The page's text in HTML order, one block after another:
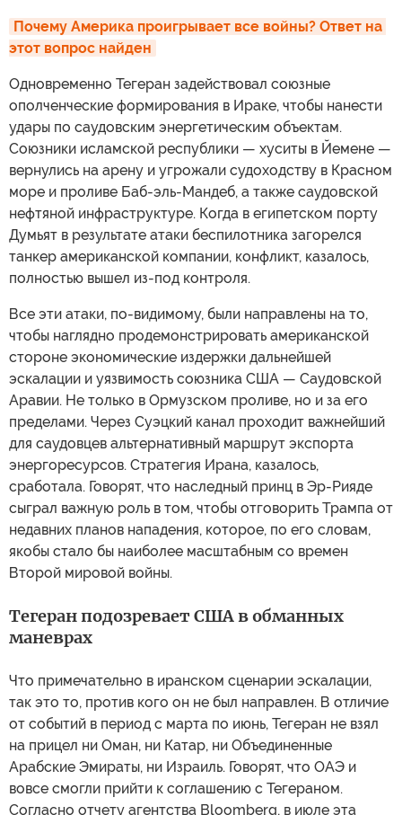
Почему Америка проигрывает все войны? Ответ на
этот вопрос найден
Одновременно Тегеран задействовал союзные
ополченческие формирования в Ираке, чтобы нанести
удары по саудовским энергетическим объектам.
Союзники исламской республики — хуситы в Йемене —
вернулись на арену и угрожали судоходству в Красном
море и проливе Баб-эль-Мандеб, а также саудовской
нефтяной инфраструктуре. Когда в египетском порту
Думьят в результате атаки беспилотника загорелся
танкер американской компании, конфликт, казалось,
полностью вышел из-под контроля.
Все эти атаки, по-видимому, были направлены на то,
чтобы наглядно продемонстрировать американской
стороне экономические издержки дальнейшей
эскалации и уязвимость союзника США — Саудовской
Аравии. Не только в Ормузском проливе, но и за его
пределами. Через Суэцкий канал проходит важнейший
для саудовцев альтернативный маршрут экспорта
энергоресурсов. Стратегия Ирана, казалось,
сработала. Говорят, что наследный принц в Эр-Рияде
сыграл важную роль в том, чтобы отговорить Трампа от
недавних планов нападения, которое, по его словам,
якобы стало бы наиболее масштабным со времен
Второй мировой войны.
Тегеран подозревает США в обманных
маневрах
Что примечательно в иранском сценарии эскалации,
так это то, против кого он не был направлен. В отличие
от событий в период с марта по июнь, Тегеран не взял
на прицел ни Оман, ни Катар, ни Объединенные
Арабские Эмираты, ни Израиль. Говорят, что ОАЭ и
вовсе смогли прийти к соглашению с Тегераном.
Согласно отчету агентства Bloomberg, в июле эта